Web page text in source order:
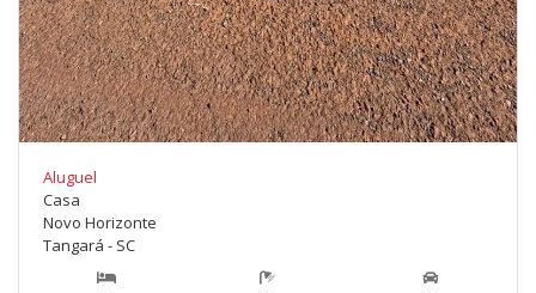
Aluguel
Casa
Novo Horizonte
Tangará - SC